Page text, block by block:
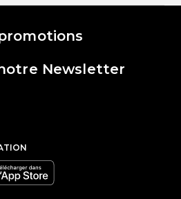
Beauty
Newsletter